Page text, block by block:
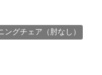
ングチェア（肘なし）